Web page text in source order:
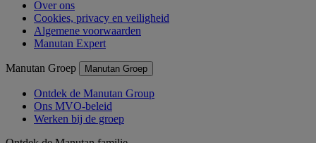
Over ons
Cookies, privacy en veiligheid
Algemene voorwaarden
Manutan Expert
Manutan Groep Manutan Groep
Ontdek de Manutan Group
Ons MVO-beleid
Werken bij de groep